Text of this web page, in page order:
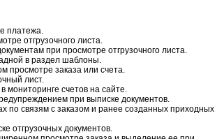
платежа.
отгрузочного листа.
при просмотре отгрузочного листа.
в раздел шаблоны.
просмотре заказа или счета.
лист.
счетов на сайте.
при выписке документов.
по связям с заказом и ранее созданных приходных
отгрузочных документов.